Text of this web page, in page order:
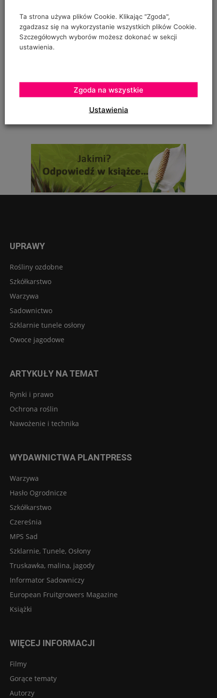
"prowadzenia" pomidorów w szklarence oraz
Urszula Hahajska
To zależy czy podczas uprawy robaczki które ją zjadały,
zostały otrute, czy skrzętnie zebrane i
UPRAWY
Rośliny ozdobne
Szkółkarstwo
Warzywa
Sadownictwo
Szklarnie tunele osłony
Owoce jagodowe
ARTYKUŁY NA TEMAT
Rynki i prawo
Ochrona roślin
Nawożenie i technika
WYDAWNICTWA PLANTPRESS
Warzywa
Hasło Ogrodnicze
Szkółkarstwo
Czereśnia
MPS Sad
Szklarnie, Tunele, Osłony
Truskawka, malina, jagody
Informator Sadowniczy
European Fruitgrowers Magazine
Książki
WIĘCEJ INFORMACJI
Filmy
Gorące tematy
Autorzy
Ta strona używa plików Cookie. Klikając "Zgoda",
zgadzasz się na wykorzystanie wszystkich plików Cookie.
Szczegółowych wyborów możesz dokonać w sekcji
ustawienia.
Ustawienia
Zgoda na wszystkie